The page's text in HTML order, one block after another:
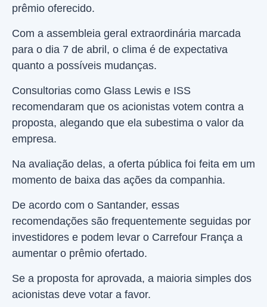
prêmio oferecido.
Com a assembleia geral extraordinária marcada
para o dia 7 de abril, o clima é de expectativa
quanto a possíveis mudanças.
Consultorias como Glass Lewis e ISS
recomendaram que os acionistas votem contra a
proposta, alegando que ela subestima o valor da
empresa.
Na avaliação delas, a oferta pública foi feita em um
momento de baixa das ações da companhia.
De acordo com o Santander, essas
recomendações são frequentemente seguidas por
investidores e podem levar o Carrefour França a
aumentar o prêmio ofertado.
Se a proposta for aprovada, a maioria simples dos
acionistas deve votar a favor.